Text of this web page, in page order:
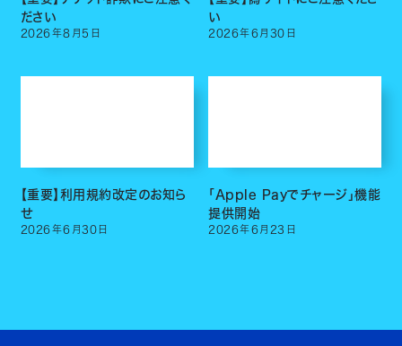
ださい
2026年8 月 5 日
い
2026年6月 30 日
【重要】利用規約改定のお知ら
せ
2026年6 月 30 日
「Apple Payでチャージ」機能
提供開始
2026年6 月 23 日